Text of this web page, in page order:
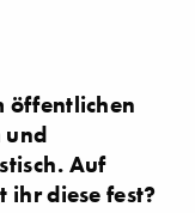
öffentlichen
und
Auf
ihr diese fest?